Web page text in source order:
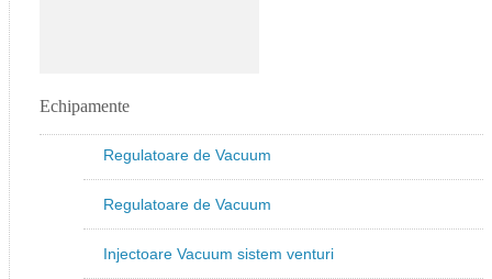
Echipamente
Regulatoare de Vacuum
Regulatoare de Vacuum
Injectoare Vacuum sistem venturi